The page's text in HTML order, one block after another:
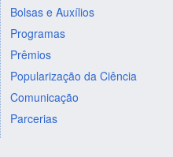
Bolsas e Auxílios
Programas
Prêmios
Popularização da Ciência
Comunicação
Parcerias